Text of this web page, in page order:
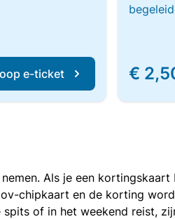
e-ticket €
Als je een
chipkaart en de korting
of in het weekend reist,